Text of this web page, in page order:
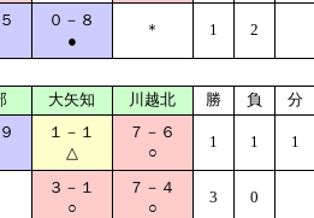
０－８
●
＊ 1 2
大矢知 川越北 勝 負 分
１－１
△
７－６
○
1 1 1
３－１
○
７－４
○
3 0